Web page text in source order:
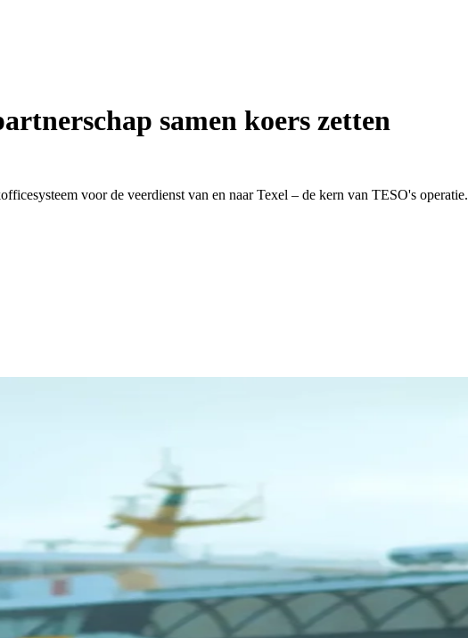
samen koers zetten
voor de veerdienst van en naar Texel – de kern van TESO's operatie.